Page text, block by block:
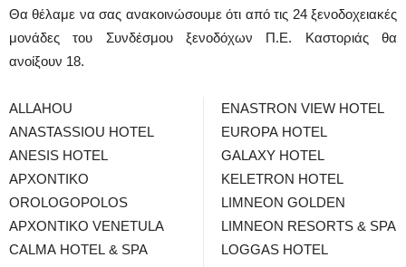
Θα θέλαμε να σας ανακοινώσουμε ότι από τις 24 ξενοδοχειακές
μονάδες του Συνδέσμου ξενοδόχων Π.Ε. Καστοριάς θα
ανοίξουν 18.
ALLAHOU
ANASTASSIOU HOTEL
ANESIS HOTEL
ΑΡΧΟΝΤΙΚΟ
OROLOGOPOLOS
ΑΡΧΟΝΤΙΚΟ VENETULA
CALMA HOTEL & SPA
ENASTRON VIEW HOTEL
EUROPA HOTEL
GALAXY HOTEL
KELETRON HOTEL
LIMNEON GOLDEN
LIMNEON RESORTS & SPA
LOGGAS HOTEL